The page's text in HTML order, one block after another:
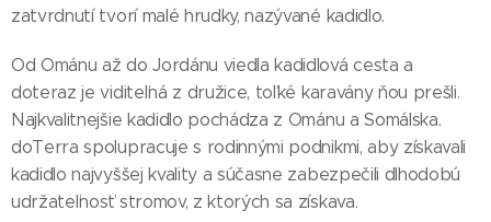
zatvrdnutí tvorí malé hrudky, nazývané kadidlo.
Od Ománu až do Jordánu viedla kadidlová cesta a
doteraz je viditeľná z družice, toľké karavány ňou prešli.
Najkvalitnejšie kadidlo pochádza z Ománu a Somálska.
doTerra spolupracuje s rodinnými podnikmi, aby získavali
kadidlo najvyššej kvality a súčasne zabezpečili dlhodobú
udržateľnosť stromov, z ktorých sa získava.